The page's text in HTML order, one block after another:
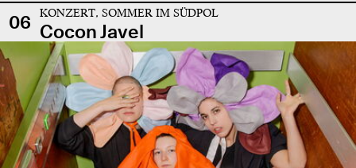
06 KONZERT, SOMMER IM SÜDPOL
Cocon Javel